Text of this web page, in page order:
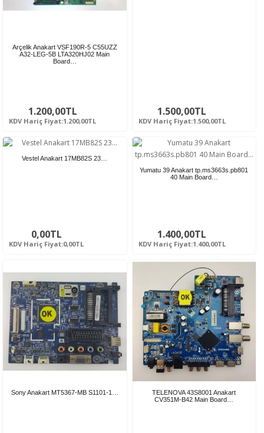
Arçelik Anakart VSF190R-5 C55UZZ
A32-LEG-5B LTA320HJ02 Main
Board…
1.200,00TL
KDV Hariç Fiyat:1.200,00TL
1.500,00TL
KDV Hariç Fiyat:1.500,00TL
Vestel Anakart 17MB82S 23…
0,00TL
KDV Hariç Fiyat:0,00TL
Yumatu 39 Anakart tp.ms3663s.pb801
40 Main Board…
1.400,00TL
KDV Hariç Fiyat:1.400,00TL
Sony Anakart MT5367-MB S1101-1…
TELENOVA 43S8001 Anakart
CV351M-B42 Main Board…